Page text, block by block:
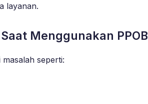
layanan.
Menggunakan PPOB
seperti: